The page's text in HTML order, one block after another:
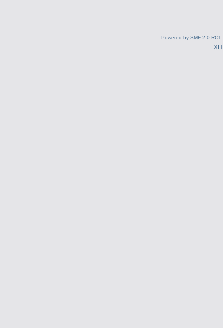
Powered by SMF 2.0